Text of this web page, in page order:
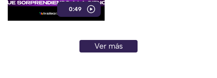
0:49
Ver más